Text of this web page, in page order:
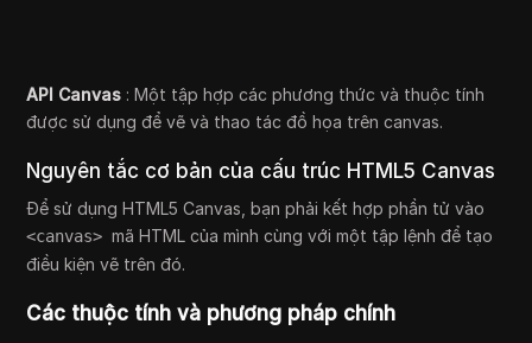
API Canvas : Một tập hợp các phương thức và thuộc tính
được sử dụng để vẽ và thao tác đồ họa trên canvas.
Nguyên tắc cơ bản của cấu trúc HTML5 Canvas
Để sử dụng HTML5 Canvas, bạn phải kết hợp phần tử vào
<canvas>mã HTML của mình cùng với một tập lệnh để tạo
điều kiện vẽ trên đó.
Các thuộc tính và phương pháp chính